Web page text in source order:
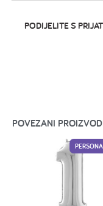
PODIJELITE S
POVEZANI